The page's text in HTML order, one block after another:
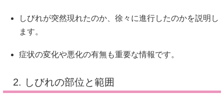
しびれが突然現れたのか、徐々に進行したのかを説明し
ます。
症状の変化や悪化の有無も重要な情報です。
2. しびれの部位と範囲